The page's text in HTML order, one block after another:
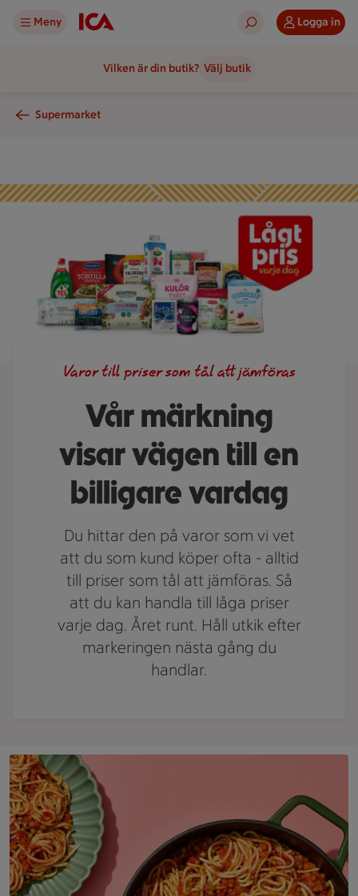
Meny Logga in
Vilken är din butik? Välj butik
Supermarket
Vår märkning
visar vägen till en
billigare vardag
Varor till priser som tål att jämföras
Du hittar den på varor som vi vet
att du som kund köper ofta - alltid
till priser som tål att jämföras. Så
att du kan handla till låga priser
varje dag. Året runt. Håll utkik efter
markeringen nästa gång du
handlar.
En stekpanna med spaghetti och sås står bredvid en tallrik